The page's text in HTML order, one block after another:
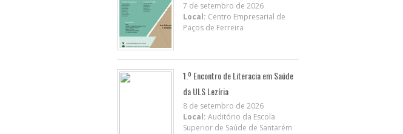
7 de setembro de 2026
Local: Centro Empresarial de
Paços de Ferreira
1.º Encontro de Literacia em Saúde
da ULS Lezíria
8 de setembro de 2026
Local: Auditório da Escola
Superior de Saúde de Santarém